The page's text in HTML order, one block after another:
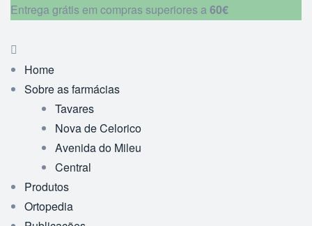
Entrega grátis em compras superiores a60€
Home
Sobre as farmácias
Tavares
Nova de Celorico
Avenida do Mileu
Central
Produtos
Ortopedia